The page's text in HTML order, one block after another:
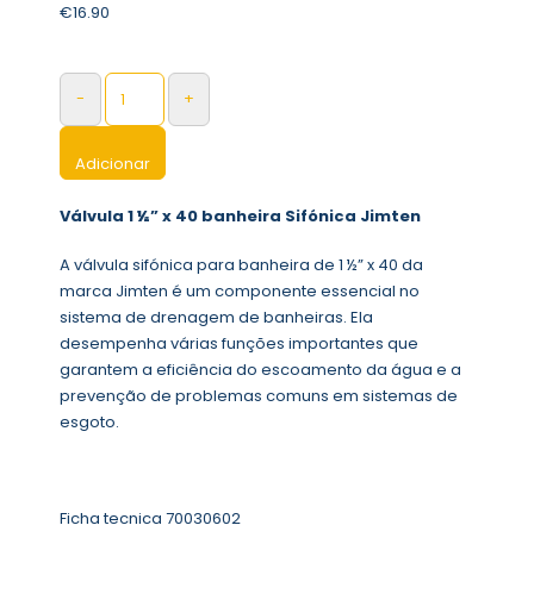
€16.90
- +
Adicionar
Válvula 1 ½” x 40 banheira Sifónica Jimten
A válvula sifónica para banheira de 1 ½” x 40 da
marca Jimten é um componente essencial no
sistema de drenagem de banheiras. Ela
desempenha várias funções importantes que
garantem a eficiência do escoamento da água e a
prevenção de problemas comuns em sistemas de
esgoto.
Ficha tecnica 70030602